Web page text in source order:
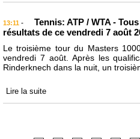
13:11 -
Tennis: ATP / WTA -
résultats de ce vendredi 7 août
Le troisième tour du Masters
vendredi 7 août. Après les
Rinderknech dans la nuit, un
Lire la suite